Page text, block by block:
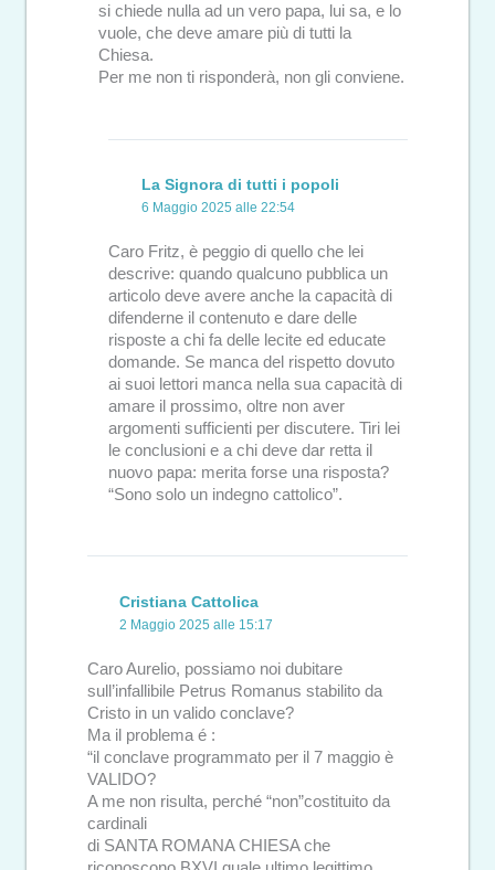
si chiede nulla ad un vero papa, lui sa, e lo
vuole, che deve amare più di tutti la
Chiesa.
Per me non ti risponderà, non gli conviene.
La Signora di tutti i popoli
6 Maggio 2025 alle 22:54
Caro Fritz, è peggio di quello che lei
descrive: quando qualcuno pubblica un
articolo deve avere anche la capacità di
difenderne il contenuto e dare delle
risposte a chi fa delle lecite ed educate
domande. Se manca del rispetto dovuto
ai suoi lettori manca nella sua capacità di
amare il prossimo, oltre non aver
argomenti sufficienti per discutere. Tiri lei
le conclusioni e a chi deve dar retta il
nuovo papa: merita forse una risposta?
“Sono solo un indegno cattolico”.
Cristiana Cattolica
2 Maggio 2025 alle 15:17
Caro Aurelio, possiamo noi dubitare
sull’infallibile Petrus Romanus stabilito da
Cristo in un valido conclave?
Ma il problema é :
“il conclave programmato per il 7 maggio è
VALIDO?
A me non risulta, perché “non”costituito da
cardinali
di SANTA ROMANA CHIESA che